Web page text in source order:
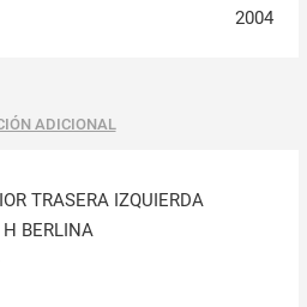
2004
ADICIONAL
TRASERA IZQUIERDA
BERLINA